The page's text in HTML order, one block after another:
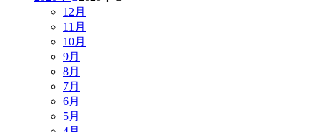
12月
11月
10月
9月
8月
7月
6月
5月